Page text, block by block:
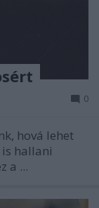
0
hová lehet
is hallani
a ...